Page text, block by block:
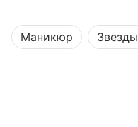
Маникюр Звезды